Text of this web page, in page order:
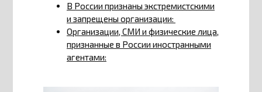
В России признаны экстремистскими
и запрещены организации:
Организации, СМИ и физические лица,
признанные в России иностранными
агентами: